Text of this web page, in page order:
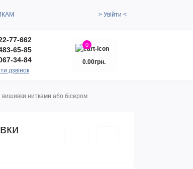
> Увійти <
77-662
65-85
34-84
дзвінок
0
0.00грн.
нитками або бісером